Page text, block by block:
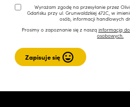
Wyrażam zgodę na przesyłanie przez
Gdańsku przy ul. Grunwaldzkiej 472C, w
osób, informacji handlowych
Prosimy o zapoznanie się z naszą informacją
osobowych.